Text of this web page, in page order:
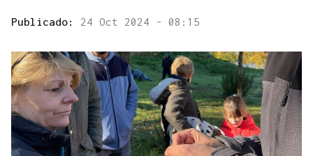
Publicado: 24 Oct 2024 - 08:15